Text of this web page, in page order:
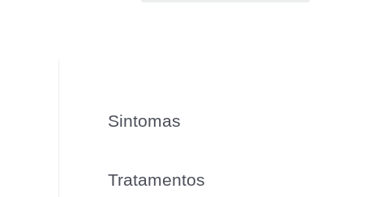
Sintomas
Tratamentos